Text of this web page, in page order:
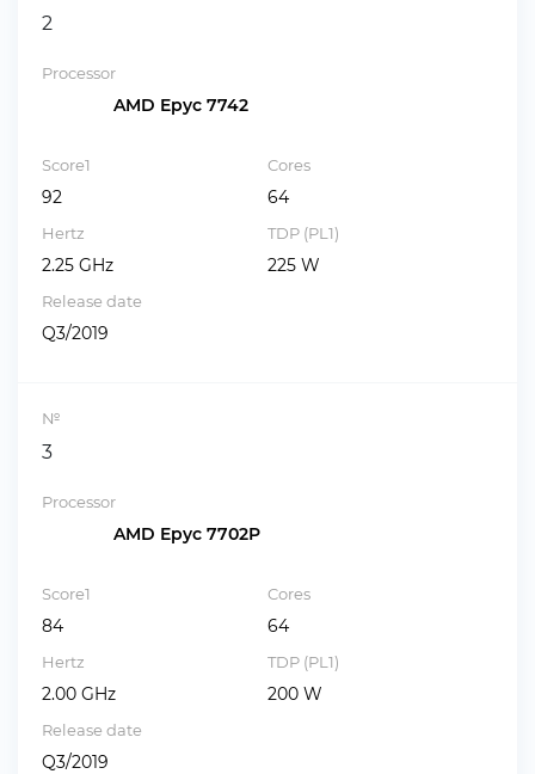
2
Processor
AMD Epyc 7742
Score1
92
Cores
64
Hertz
2.25 GHz
TDP (PL1)
225 W
Release date
Q3/2019
№
3
Processor
AMD Epyc 7702P
Score1
84
Cores
64
Hertz
2.00 GHz
TDP (PL1)
200 W
Release date
Q3/2019